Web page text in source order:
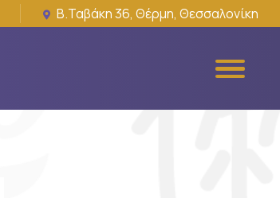
Β.Ταβάκη 36, Θέρμη, Θεσσαλονίκη